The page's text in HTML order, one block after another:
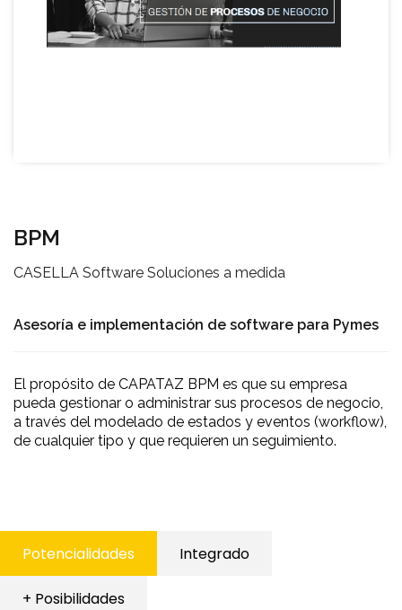
BPM
CASELLA Software Soluciones a medida
Asesoría e implementación de software para Pymes
El propósito de CAPATAZ BPM es que su empresa
pueda gestionar o administrar sus procesos de negocio,
a través del modelado de estados y eventos (workflow),
de cualquier tipo y que requieren un seguimiento.
Potencialidades Integrado
+ Posibilidades